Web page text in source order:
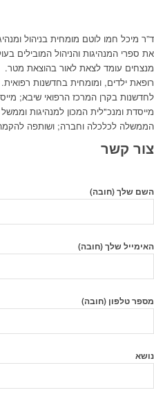
ד”ר מיכל חמו לוטם מומחית בניהול
את ספרי המנהיגות והניהול המובילים
מנצחים עומד לצאת לאור בהוצאת מטר.
רופאת ילדים, ומומחית בחדשנות
לחדשנות בקרן המרכז הרפואי שיבא;
מייסדת ומנכ"לית המכון למנהיגות
הממשלה לכלכלה וחברה; ושותפה להקמה
צור קשר
השם שלך (חובה)
האימייל שלך (חובה)
מספר טלפון (חובה)
נושא